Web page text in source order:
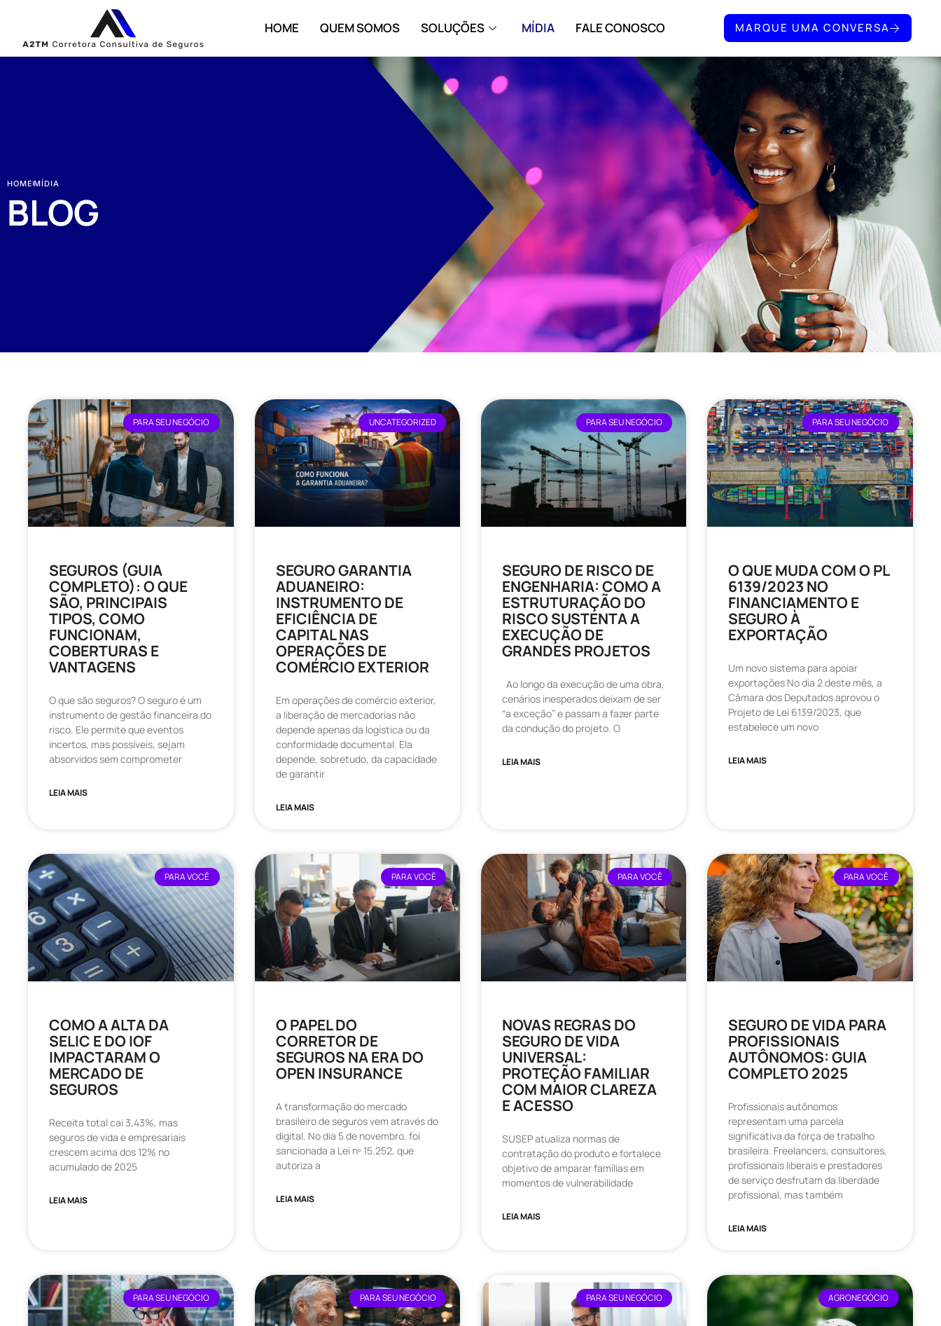
HOME QUEM SOMOS SOLUÇÕES MÍDIA FALE CONOSCO MARQUE UMA CONVERSA
HOME MÍDIA
BLOG
PARA SEU NEGÓCIO
SEGUROS (GUIA
COMPLETO): O QUE
SÃO, PRINCIPAIS
TIPOS, COMO
FUNCIONAM,
COBERTURAS E
VANTAGENS
O que são seguros? O seguro é um
instrumento de gestão financeira do
risco. Ele permite que eventos
incertos, mas possíveis, sejam
absorvidos sem comprometer
LEIA MAIS
UNCATEGORIZED
SEGURO GARANTIA
ADUANEIRO:
INSTRUMENTO DE
EFICIÊNCIA DE
CAPITAL NAS
OPERAÇÕES DE
COMÉRCIO EXTERIOR
Em operações de comércio exterior,
a liberação de mercadorias não
depende apenas da logística ou da
conformidade documental. Ela
depende, sobretudo, da capacidade
de garantir
LEIA MAIS
PARA SEU NEGÓCIO
SEGURO DE RISCO DE
ENGENHARIA: COMO A
ESTRUTURAÇÃO DO
RISCO SUSTENTA A
EXECUÇÃO DE
GRANDES PROJETOS
Ao longo da execução de uma obra,
cenários inesperados deixam de ser
“a exceção” e passam a fazer parte
da condução do projeto. O
LEIA MAIS
PARA SEU NEGÓCIO
O QUE MUDA COM O PL
6139/2023 NO
FINANCIAMENTO E
SEGURO À
EXPORTAÇÃO
Um novo sistema para apoiar
exportações No dia 2 deste mês, a
Câmara dos Deputados aprovou o
Projeto de Lei 6139/2023, que
estabelece um novo
LEIA MAIS
PARA VOCÊ
COMO A ALTA DA
SELIC E DO IOF
IMPACTARAM O
MERCADO DE
SEGUROS
Receita total cai 3,43%, mas
seguros de vida e empresariais
crescem acima dos 12% no
acumulado de 2025
LEIA MAIS
PARA VOCÊ
O PAPEL DO
CORRETOR DE
SEGUROS NA ERA DO
OPEN INSURANCE
A transformação do mercado
brasileiro de seguros vem através do
digital. No dia 5 de novembro, foi
sancionada a Lei nº 15.252, que
autoriza a
LEIA MAIS
PARA VOCÊ
NOVAS REGRAS DO
SEGURO DE VIDA
UNIVERSAL:
PROTEÇÃO FAMILIAR
COM MAIOR CLAREZA
E ACESSO
SUSEP atualiza normas de
contratação do produto e fortalece
objetivo de amparar famílias em
momentos de vulnerabilidade
LEIA MAIS
PARA VOCÊ
SEGURO DE VIDA PARA
PROFISSIONAIS
AUTÔNOMOS: GUIA
COMPLETO 2025
Profissionais autônomos
representam uma parcela
significativa da força de trabalho
brasileira. Freelancers, consultores,
profissionais liberais e prestadores
de serviço desfrutam da liberdade
profissional, mas também
LEIA MAIS
PARA SEU NEGÓCIO PARA SEU NEGÓCIO PARA SEU NEGÓCIO AGRONEGÓCIO